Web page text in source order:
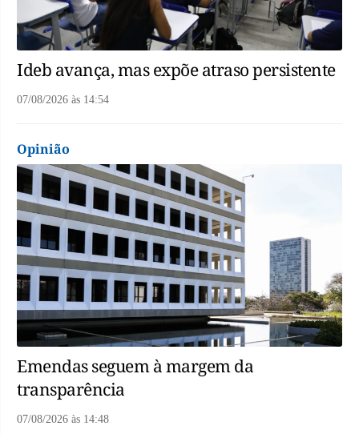
Ideb avança, mas expõe atraso persistente
07/08/2026 às 14:54
Opinião
Emendas seguem à margem da
transparência
07/08/2026 às 14:48